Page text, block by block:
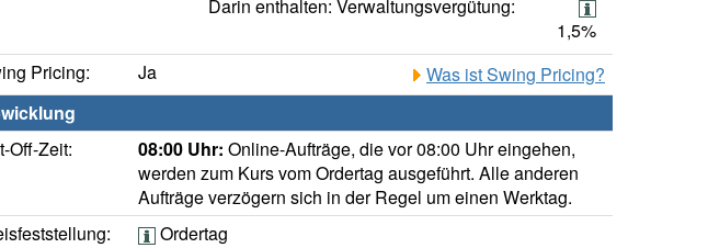
Darin enthalten: Verwaltungsvergütung:
1,5%
Pricing:
Ja
Was ist Swing Pricing?
Off-Zeit:
08:00 Uhr: Online-Aufträge, die vor 08:00 Uhr eingehen,
werden zum Kurs vom Ordertag ausgeführt. Alle anderen
Aufträge verzögern sich in der Regel um einen Werktag.
Ordertag